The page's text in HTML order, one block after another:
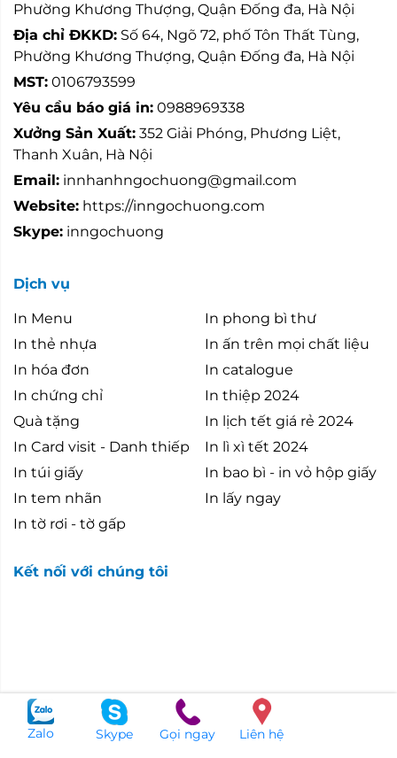
Phường Khương Thượng, Quận Đống đa, Hà Nội
Địa chỉ ĐKKD: Số 64, Ngõ 72, phố Tôn Thất Tùng,
Phường Khương Thượng, Quận Đống đa, Hà Nội
MST: 0106793599
Yêu cầu báo giá in: 0988969338
Xưởng Sản Xuất: 352 Giải Phóng, Phương Liệt,
Thanh Xuân, Hà Nội
Email: innhanhngochuong@gmail.com
Website: https://inngochuong.com
Skype: inngochuong
Dịch vụ
In Menu
In thẻ nhựa
In hóa đơn
In chứng chỉ
Quà tặng
In Card visit - Danh thiếp
In túi giấy
In tem nhãn
In tờ rơi - tờ gấp
In phong bì thư
In ấn trên mọi chất liệu
In catalogue
In thiệp 2024
In lịch tết giá rẻ 2024
In lì xì tết 2024
In bao bì - in vỏ hộp giấy
In lấy ngay
Kết nối với chúng tôi
Zalo Skype Gọi ngay Liên hệ